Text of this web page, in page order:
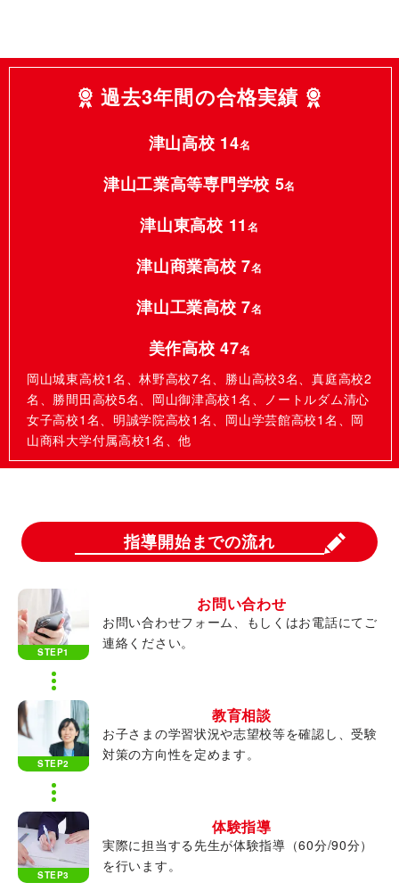
過去3年間の合格実績
津山高校 14名
津山工業高等専門学校 5名
津山東高校 11 名
津山商業高校 7名
津山工業高校 7名
美作高校 47名
岡山城東高校1名、林野高校7名、勝山高校3名、真庭高校2
名、勝間田高校5名、岡山御津高校1名、ノートルダム清心
女子高校1名、明誠学院高校1名、岡山学芸館高校1名、岡
山商科大学付属高校1名、他
指導開始までの流れ
STEP1
お問い合わせ
お問い合わせフォーム、もしくはお電話にてご
連絡ください。
STEP2
教育相談
お子さまの学習状況や志望校等を確認し、受験
対策の方向性を定めます。
STEP3
体験指導
実際に担当する先生が体験指導（60分/90分）
を行います。